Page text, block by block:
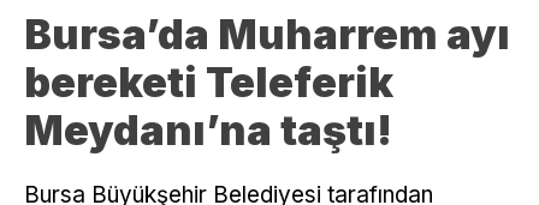
Bursa’da Muharrem ayı
bereketi Teleferik
Meydanı’na taştı!
Bursa Büyükşehir Belediyesi tarafından